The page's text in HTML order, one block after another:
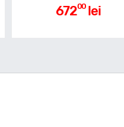
67200 lei